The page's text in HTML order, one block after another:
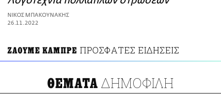
ΑΜΠΑ
PRINT
ΝΙΚΟΣ ΜΠΑΚΟΥΝΑΚΗΣ
26.11.2022
ΖΑΟΥΜΕ ΚΑΜΠΡΕ ΠΡΟΣΦΑΤΕΣ ΕΙΔΗΣΕΙΣ
ΘΕΜΑΤΑ ΔΗΜΟΦΙΛΗ